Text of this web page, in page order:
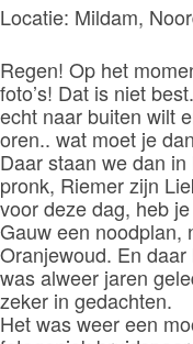
Locatie: Mildam,
Regen! Op het
foto’s! Dat is niet
echt naar buiten wilt
oren.. wat moet je
Daar staan we dan
pronk, Riemer zijn
voor deze dag, heb
Gauw een noodplan,
Oranjewoud. En
was alweer jaren
zeker in gedachten.
Het was weer een